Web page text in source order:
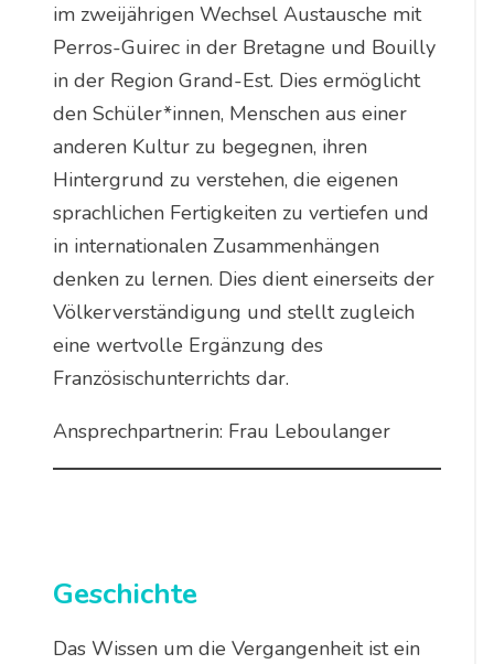
im zweijährigen Wechsel Austausche mit
Perros-Guirec in der Bretagne und Bouilly
in der Region Grand-Est. Dies ermöglicht
den Schüler*innen, Menschen aus einer
anderen Kultur zu begegnen, ihren
Hintergrund zu verstehen, die eigenen
sprachlichen Fertigkeiten zu vertiefen und
in internationalen Zusammenhängen
denken zu lernen. Dies dient einerseits der
Völkerverständigung und stellt zugleich
eine wertvolle Ergänzung des
Französischunterrichts dar.
Ansprechpartnerin: Frau Leboulanger
Geschichte
Das Wissen um die Vergangenheit ist ein